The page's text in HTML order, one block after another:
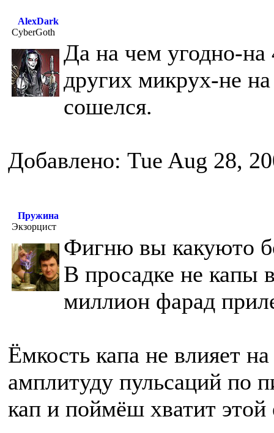
AlexDark
CyberGoth
Да на чем угодно-на
других микрух-не
сошелся.
Добавлено: Tue Aug 28,
Пружина
Экзорцист
Фигню вы какуюто
В просадке не капы
миллион фарад
Ёмкость капа не влияет
амплитуду пульсаций по
кап и поймёш хватит этой